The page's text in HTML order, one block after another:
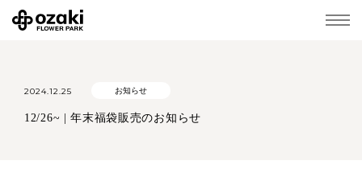
2024.12.25 お知らせ
12/26~ | 年末福袋販売のお知らせ